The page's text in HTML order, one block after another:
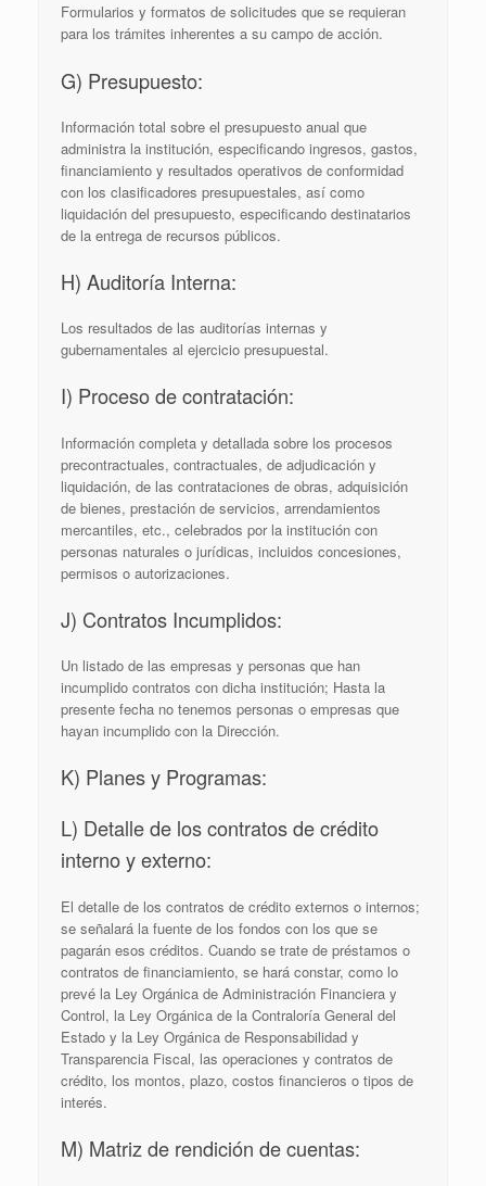
Formularios y formatos de solicitudes que se requieran
para los trámites inherentes a su campo de acción.
G) Presupuesto:
Información total sobre el presupuesto anual que
administra la institución, especificando ingresos, gastos,
financiamiento y resultados operativos de conformidad
con los clasificadores presupuestales, así como
liquidación del presupuesto, especificando destinatarios
de la entrega de recursos públicos.
H) Auditoría Interna:
Los resultados de las auditorías internas y
gubernamentales al ejercicio presupuestal.
I) Proceso de contratación:
Información completa y detallada sobre los procesos
precontractuales, contractuales, de adjudicación y
liquidación, de las contrataciones de obras, adquisición
de bienes, prestación de servicios, arrendamientos
mercantiles, etc., celebrados por la institución con
personas naturales o jurídicas, incluidos concesiones,
permisos o autorizaciones.
J) Contratos Incumplidos:
Un listado de las empresas y personas que han
incumplido contratos con dicha institución; Hasta la
presente fecha no tenemos personas o empresas que
hayan incumplido con la Dirección.
K) Planes y Programas:
L) Detalle de los contratos de crédito
interno y externo:
El detalle de los contratos de crédito externos o internos;
se señalará la fuente de los fondos con los que se
pagarán esos créditos. Cuando se trate de préstamos o
contratos de financiamiento, se hará constar, como lo
prevé la Ley Orgánica de Administración Financiera y
Control, la Ley Orgánica de la Contraloría General del
Estado y la Ley Orgánica de Responsabilidad y
Transparencia Fiscal, las operaciones y contratos de
crédito, los montos, plazo, costos financieros o tipos de
interés.
M) Matriz de rendición de cuentas: